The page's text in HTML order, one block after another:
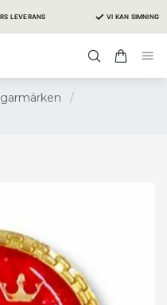
LEVERANS ✓ VI KAN SIMNING
/